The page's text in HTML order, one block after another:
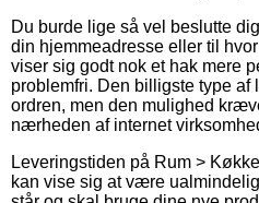
Du burde lige så vel beslutte
din hjemmeadresse eller til
viser sig godt nok et hak mere
problemfri. Den billigste type af
ordren, men den mulighed
nærheden af internet
Leveringstiden på Rum >
kan vise sig at være